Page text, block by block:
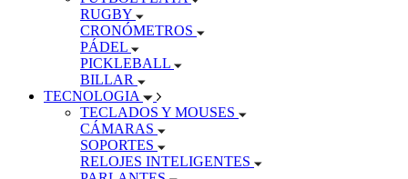
RUGBY
CRONÓMETROS
PÁDEL
PICKLEBALL
BILLAR
TECNOLOGIA
TECLADOS Y MOUSES
CÁMARAS
SOPORTES
RELOJES INTELIGENTES